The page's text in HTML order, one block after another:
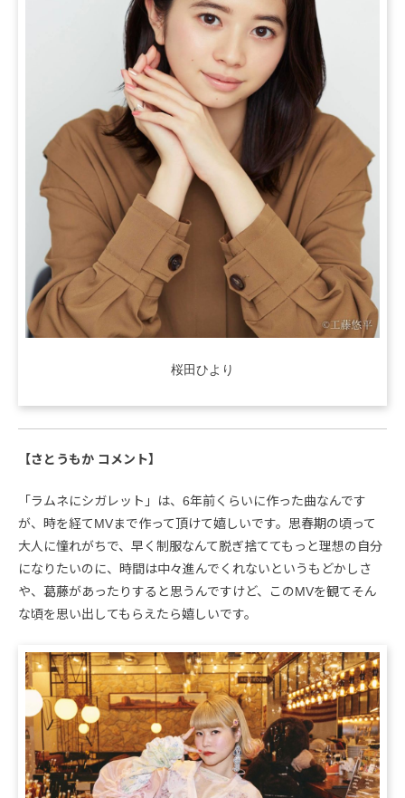
桜田ひより
【さとうもか コメント】
「ラムネにシガレット」は、6年前くらいに作った曲なんです
が、時を経てMVまで作って頂けて嬉しいです。思春期の頃って
大人に憧れがちで、早く制服なんて脱ぎ捨ててもっと理想の自分
になりたいのに、時間は中々進んでくれないというもどかしさ
や、葛藤があったりすると思うんですけど、このMVを観てそん
な頃を思い出してもらえたら嬉しいです。